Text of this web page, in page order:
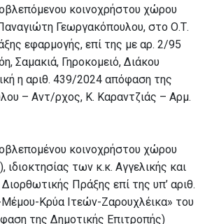
κοινοχρήστου χώρου
Γεωργακόπουλου, στο Ο.Τ.
εφαρμογής, επί της με αρ. 2/95
Σαμακιά, Γηροκομειό, Διάκου
η αριθ. 439/2024 απόφαση της
– Αντ/ρχος, Κ. Καραντζιάς – Αρμ.
κοινοχρήστου χώρου
των κ.κ. Αγγελικής και
Πράξης επί της υπ’ αριθ.
Κρύα Ιτεών-Ζαρουχλέικα» του
της Δημοτικής Επιτροπής)